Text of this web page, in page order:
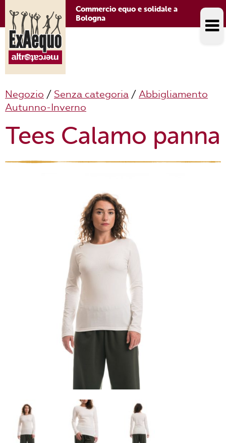
Commercio equo e solidale a
Bologna
Negozio / Senza categoria / Abbigliamento
Autunno-Inverno
Tees Calamo panna